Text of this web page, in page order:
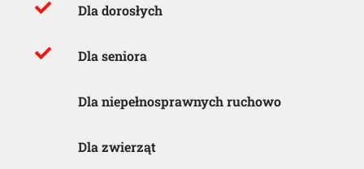
Dla dorosłych
Dla seniora
Dla niepełnosprawnych ruchowo
Dla zwierząt